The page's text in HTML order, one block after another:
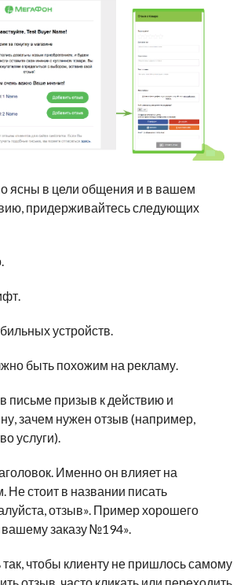
ясны в цели общения и в вашем
придерживайтесь следующих
устройств.
быть похожим на рекламу.
письме призыв к действию и
зачем нужен отзыв (например,
услуги).
Именно он влияет на
Не стоит в названии писать
отзыв». Пример хорошего
заказу №194».
чтобы клиенту не пришлось самому